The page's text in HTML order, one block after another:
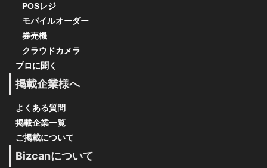
POSレジ
モバイルオーダー
券売機
クラウドカメラ
プロに聞く
掲載企業様へ
よくある質問
掲載企業一覧
ご掲載について
Bizcanについて